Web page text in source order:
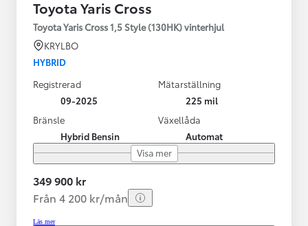
Toyota Yaris Cross
Toyota Yaris Cross 1,5 Style (130HK) vinterhjul
KRYLBO
HYBRID
Registrerad
09-2025
Mätarställning
225 mil
Bränsle
Hybrid Bensin
Växellåda
Automat
Visa mer
349 900 kr
Från 4 200 kr/mån
Läs mer